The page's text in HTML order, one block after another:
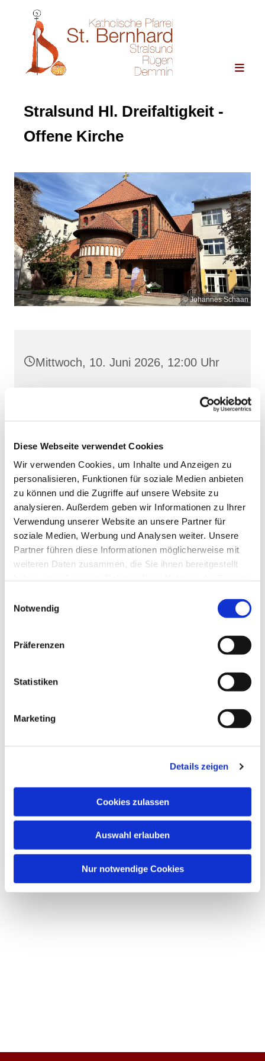
Diese Webseite verwendet Cookies
Wir verwenden Cookies, um Inhalte und Anzeigen zu
personalisieren, Funktionen für soziale Medien anbieten
zu können und die Zugriffe auf unsere Website zu
analysieren. Außerdem geben wir Informationen zu Ihrer
Verwendung unserer Website an unsere Partner für
soziale Medien, Werbung und Analysen weiter. Unsere
Partner führen diese Informationen möglicherweise mit
weiteren Daten zusammen, die Sie ihnen bereitgestellt
Notwendig
Präferenzen
Statistiken
Marketing
Details zeigen
Cookies zulassen
Auswahl erlauben
Nur notwendige Cookies
Stralsund Hl. Dreifaltigkeit -
Offene Kirche
© Johannes Schaan
Mittwoch, 10. Juni 2026, 12:00 Uhr